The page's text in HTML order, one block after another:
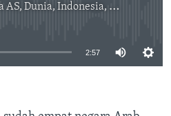
Diaspora Indonesia di AS
currently available
2:57